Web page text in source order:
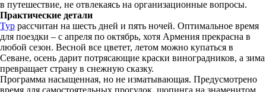
в путешествие, не отвлекаясь на организационные вопросы.
Практические детали
Тур рассчитан на шесть дней и пять ночей. Оптимальное время
для поездки – с апреля по октябрь, хотя Армения прекрасна в
любой сезон. Весной все цветет, летом можно купаться в
Севане, осень дарит потрясающие краски виноградников, а зима
превращает страну в снежную сказку.
Программа насыщенная, но не изматывающая. Предусмотрено
время для самостоятельных прогулок, шопинга на знаменитом